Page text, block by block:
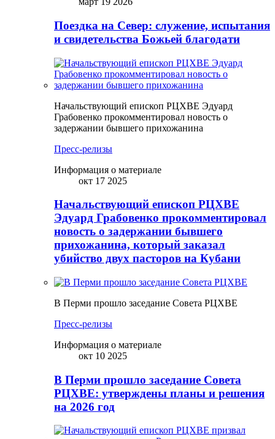
Поездка на Север: служение, испытания
и свидетельства Божьей благодати
Начальствующий епископ РЦХВЕ Эдуард
Грабовенко прокомментировал новость о
задержании бывшего прихожанина
Пресс-релизы
Информация о материале
окт 17 2025
Начальствующий епископ РЦХВЕ
Эдуард Грабовенко прокомментировал
новость о задержании бывшего
прихожанина, который заказал
убийство двух пасторов на Кубани
В Перми прошло заседание Совета РЦХВЕ
Пресс-релизы
Информация о материале
окт 10 2025
В Перми прошло заседание Совета
РЦХВЕ: утверждены планы и решения
на 2026 год